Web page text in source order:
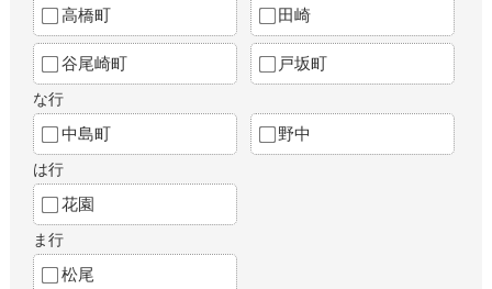
高橋町 田崎
谷尾崎町 戸坂町
な行
中島町 野中
は行
花園
ま行
松尾